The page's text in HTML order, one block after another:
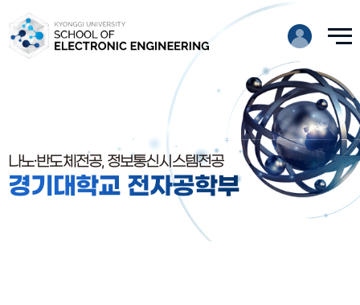
나노·반도체전공, 정보통신시스템전공
경기대학교 전자공학부